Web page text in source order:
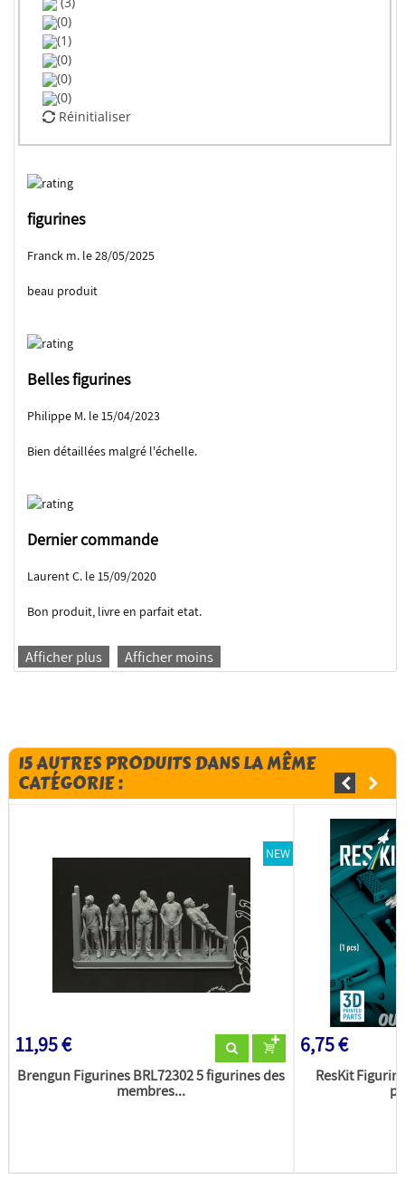
(0)
(1)
(0)
(0)
(0)
Réinitialiser
figurines
Franck m. le 28/05/2025
beau produit
Belles figurines
Philippe M. le 15/04/2023
Bien détaillées malgré l'échelle.
Dernier commande
Laurent C. le 15/09/2020
Bon produit, livre en parfait etat.
Afficher plus Afficher moins
15 AUTRES PRODUITS DANS LA MÊME
CATÉGORIE :
NEW
11,95 €
Brengun Figurines BRL72302 5 figurines des
membres...
6,75 €
ResKit